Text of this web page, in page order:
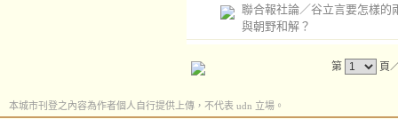
聯合報社論／谷立言要怎樣的
與朝野和解？
第 頁
本城市刊登之內容為作者個人自行提供上傳，不代表 udn 立場。